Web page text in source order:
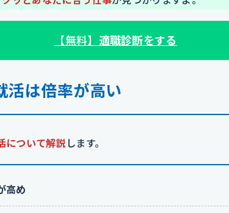
【無料】 適職診断をする
活は倍率が高い
について解説 します。
高め